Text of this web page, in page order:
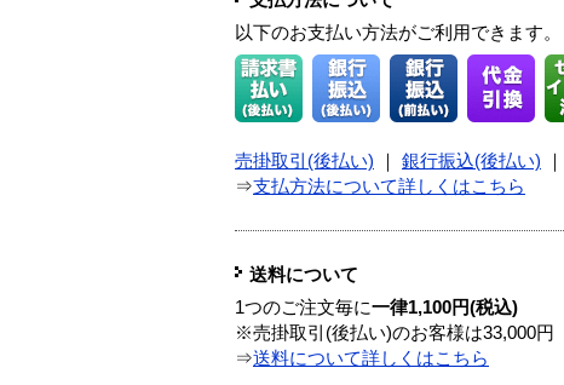
以下のお支払い方法がご利用できます。
売掛取引(後払い) 銀行振込(後払い)
⇒支払方法について詳しくはこちら
送料について
1つのご注文毎に一律1,100円(税込)
※売掛取引(後払い)のお客様は33,000円
⇒送料について詳しくはこちら